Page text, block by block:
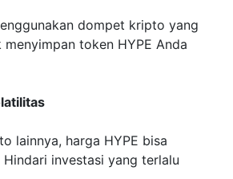
dompet kripto yang
token HYPE Anda
lainnya, harga HYPE bisa
investasi yang terlalu